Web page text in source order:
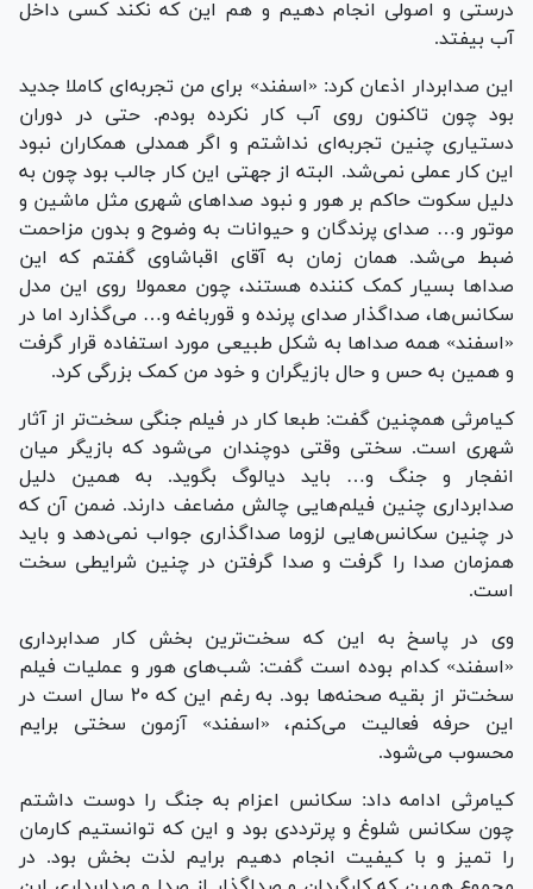
درستی و اصولی انجام دهیم و هم این که نکند کسی داخل
آب بیفتد.
این صدابردار اذعان کرد: «اسفند» برای من تجربه‌ای کاملا جدید
بود چون تاکنون روی آب کار نکرده بودم. حتی در دوران
دستیاری چنین تجربه‌ای نداشتم و اگر همدلی همکاران نبود
این کار عملی نمی‌شد. البته از جهتی این کار جالب بود چون به
دلیل سکوت حاکم بر هور و نبود صداهای شهری مثل ماشین و
موتور و… صدای پرندگان و حیوانات به وضوح و بدون مزاحمت
ضبط می‌شد. همان زمان به آقای اقباشاوی گفتم که این
صداها بسیار کمک کننده هستند، چون معمولا روی این مدل
سکانس‌ها، صداگذار صدای پرنده و قورباغه و… می‌گذارد اما در
«اسفند» همه صداها به شکل طبیعی مورد استفاده قرار گرفت
و همین به حس و حال بازیگران و خود من کمک بزرگی کرد.
کیامرثی همچنین گفت: طبعا کار در فیلم جنگی سخت‌تر از آثار
شهری است. سختی وقتی دوچندان می‌شود که بازیگر میان
انفجار و جنگ و… باید دیالوگ بگوید. به همین دلیل
صدابرداری چنین فیلم‌هایی چالش مضاعف دارند. ضمن آن که
در چنین سکانس‌هایی لزوما صداگذاری جواب نمی‌دهد و باید
همزمان صدا را گرفت و صدا گرفتن در چنین شرایطی سخت
است.
وی در پاسخ به این که سخت‌ترین بخش کار صدابرداری
«اسفند» کدام بوده است گفت: شب‌های هور و عملیات فیلم
سخت‌تر از بقیه صحنه‌ها بود. به رغم این که ۲۰ سال است در
این حرفه فعالیت می‌کنم، «اسفند» آزمون سختی برایم
محسوب می‌شود.
کیامرثی ادامه داد: سکانس اعزام به جنگ را دوست داشتم
چون سکانس شلوغ و پرترددی بود و این که توانستیم کارمان
را تمیز و با کیفیت انجام دهیم برایم لذت بخش بود. در